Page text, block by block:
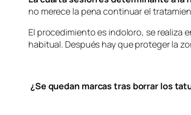
no merece la pena continuar el
El procedimiento es indoloro, se realiza
habitual. Después hay que proteger la
¿Se quedan marcas tras borrar los